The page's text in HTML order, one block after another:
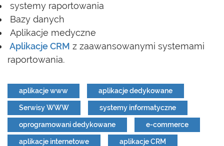
systemy raportowania
Bazy danych
Aplikacje medyczne
Aplikacje CRM z zaawansowanymi systemami
raportowania.
aplikacje www aplikacje dedykowane
Serwisy WWW systemy informatyczne
oprogramowani dedykowane e-commerce
aplikacje internetowe aplikacje CRM